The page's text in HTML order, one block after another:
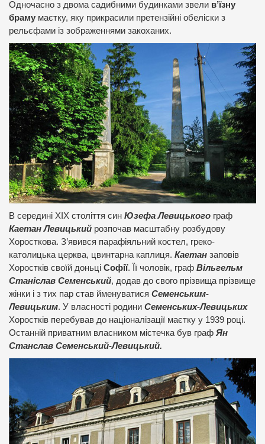
Одночасно з двома садибними будинками звели в’їзну
браму маєтку, яку прикрасили претензійні обеліски з
рельєфами із зображеннями закоханих.
В середині ХІХ століття син Юзефа Левицького граф
Каетан Левицький розпочав масштабну розбудову
Хоросткова. З’явився парафіяльний костел, греко-
католицька церква, цвинтарна каплиця. Каетан заповів
Хоростків своїй доньці Софії. Її чоловік, граф Вільгельм
Станіслав Семенський, додав до свого прізвища прізвище
жінки і з тих пар став йменуватися Семенським-
Левицьким. У власності родини Семенських-Левицьких
Хоростків перебував до націоналізації маєтку у 1939 році.
Останній приватним власником містечка був граф Ян
Станслав Семенський-Левицький.